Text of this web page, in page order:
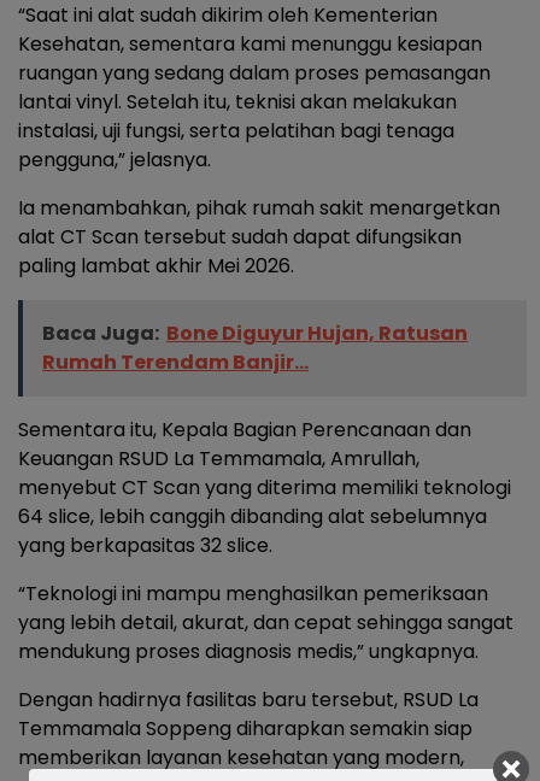
“Saat ini alat sudah dikirim oleh Kementerian
Kesehatan, sementara kami menunggu kesiapan
ruangan yang sedang dalam proses pemasangan
lantai vinyl. Setelah itu, teknisi akan melakukan
instalasi, uji fungsi, serta pelatihan bagi tenaga
pengguna,” jelasnya.
Ia menambahkan, pihak rumah sakit menargetkan
alat CT Scan tersebut sudah dapat difungsikan
paling lambat akhir Mei 2026.
Baca Juga: Bone Diguyur Hujan, Ratusan
Rumah Terendam Banjir...
Sementara itu, Kepala Bagian Perencanaan dan
Keuangan RSUD La Temmamala, Amrullah,
menyebut CT Scan yang diterima memiliki teknologi
64 slice, lebih canggih dibanding alat sebelumnya
yang berkapasitas 32 slice.
“Teknologi ini mampu menghasilkan pemeriksaan
yang lebih detail, akurat, dan cepat sehingga sangat
mendukung proses diagnosis medis,” ungkapnya.
Dengan hadirnya fasilitas baru tersebut, RSUD La
Temmamala Soppeng diharapkan semakin siap
memberikan layanan kesehatan yang modern,